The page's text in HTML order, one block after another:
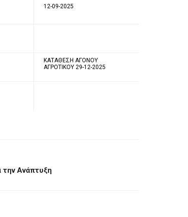
12-09-2025
ΚΑΤΑΘΕΣΗ ΑΓΟΝΟΥ
ΑΓΡΟΤΙΚΟΥ 29-12-2025
την Ανάπτυξη